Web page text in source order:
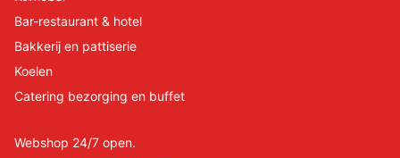
Bar-restaurant & hotel
Bakkerij en pattiserie
Koelen
Catering bezorging en buffet
Webshop 24/7 open.